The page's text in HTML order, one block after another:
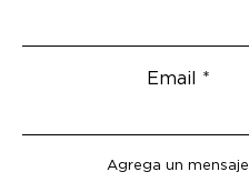
Email
Agrega un mensaje